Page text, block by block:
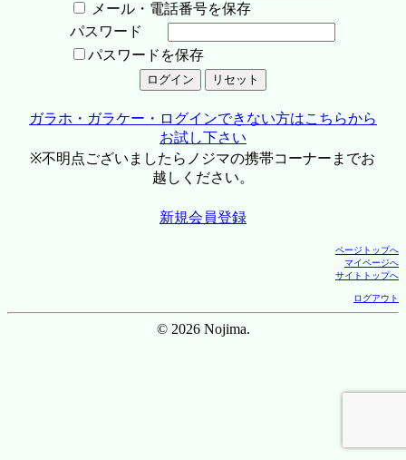
メール・電話番号を保存
パスワード
パスワードを保存
ガラホ・ガラケー・ログインできない方はこちらから
お試し下さい
※不明点ございましたらノジマの携帯コーナーまでお
越しください。
新規会員登録
ページトップへ
マイページへ
サイトトップへ
ログアウト
© 2026 Nojima.